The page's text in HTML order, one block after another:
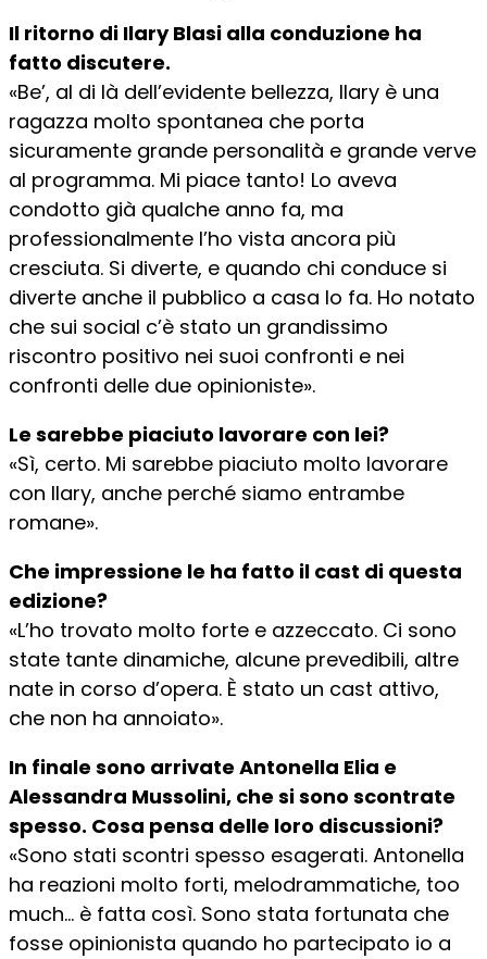
Il ritorno di Ilary Blasi alla conduzione ha
fatto discutere.
«Be’, al di là dell’evidente bellezza, Ilary è una
ragazza molto spontanea che porta
sicuramente grande personalità e grande verve
al programma. Mi piace tanto! Lo aveva
condotto già qualche anno fa, ma
professionalmente l’ho vista ancora più
cresciuta. Si diverte, e quando chi conduce si
diverte anche il pubblico a casa lo fa. Ho notato
che sui social c’è stato un grandissimo
riscontro positivo nei suoi confronti e nei
confronti delle due opinioniste».
Le sarebbe piaciuto lavorare con lei?
«Sì, certo. Mi sarebbe piaciuto molto lavorare
con Ilary, anche perché siamo entrambe
romane».
Che impressione le ha fatto il cast di questa
edizione?
«L’ho trovato molto forte e azzeccato. Ci sono
state tante dinamiche, alcune prevedibili, altre
nate in corso d’opera. È stato un cast attivo,
che non ha annoiato».
In finale sono arrivate Antonella Elia e
Alessandra Mussolini, che si sono scontrate
spesso. Cosa pensa delle loro discussioni?
«Sono stati scontri spesso esagerati. Antonella
ha reazioni molto forti, melodrammatiche, too
much… è fatta così. Sono stata fortunata che
fosse opinionista quando ho partecipato io a